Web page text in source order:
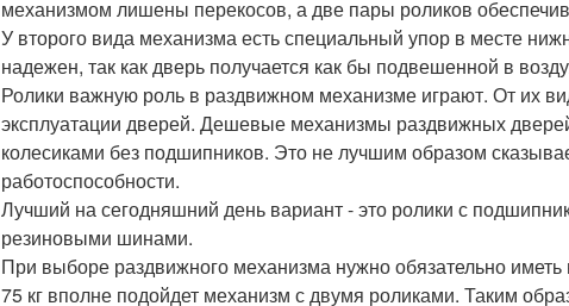
механизмом лишены перекосов, а две пары роликов
У второго вида механизма есть специальный упор в месте
надежен, так как дверь получается как бы подвешенной в
Ролики важную роль в раздвижном механизме играют. От их
эксплуатации дверей. Дешевые механизмы раздвижных
колесиками без подшипников. Это не лучшим образом
работоспособности.
Лучший на сегодняшний день вариант - это ролики с
резиновыми шинами.
При выборе раздвижного механизма нужно обязательно
75 кг вполне подойдет механизм с двумя роликами. Таким